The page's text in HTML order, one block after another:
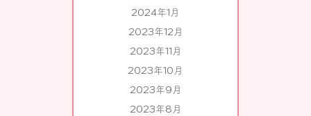
2024年1月
2023年12月
2023年11月
2023年10月
2023年9月
2023年8月